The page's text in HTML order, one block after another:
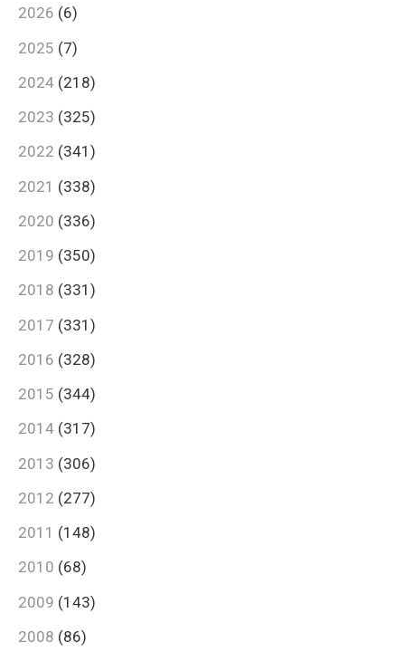
2026 (6)
2025 (7)
2024 (218)
2023 (325)
2022 (341)
2021 (338)
2020 (336)
2019 (350)
2018 (331)
2017 (331)
2016 (328)
2015 (344)
2014 (317)
2013 (306)
2012 (277)
2011 (148)
2010 (68)
2009 (143)
2008 (86)